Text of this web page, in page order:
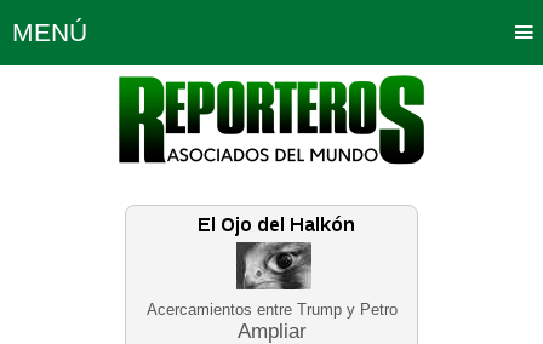
Acercamientos entre Trump y Petro
Ampliar
MENÚ
Política Opinión Bogotá
Planeta Tierra Deportes
Educación Neira